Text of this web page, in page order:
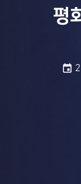
평
event